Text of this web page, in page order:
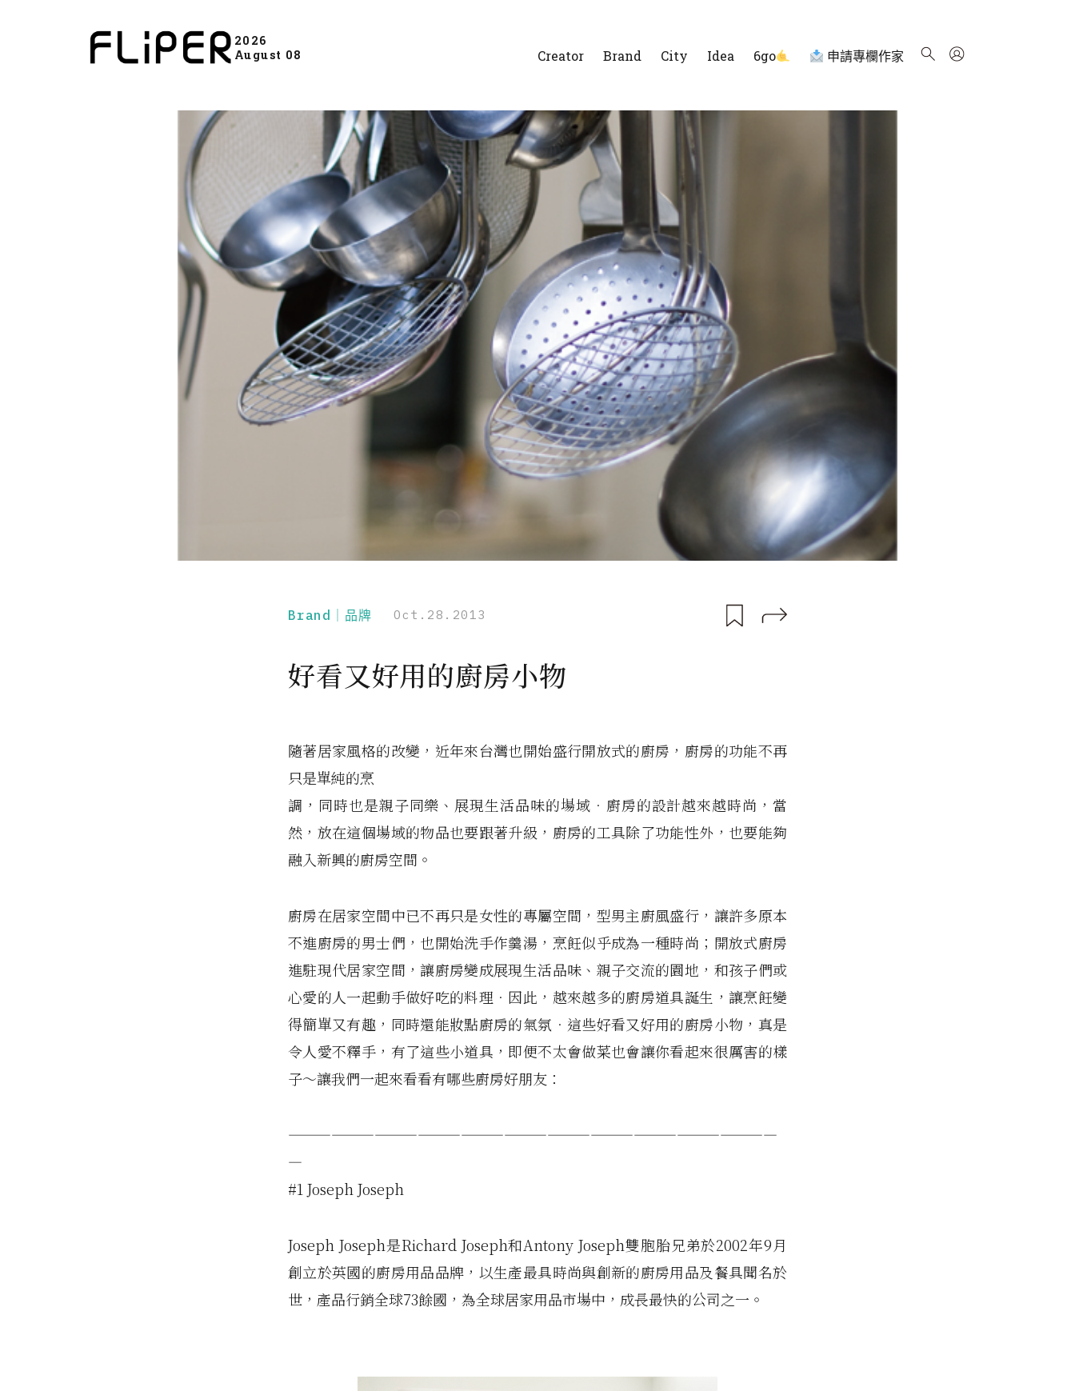
2026
August 08
Creator Brand City Idea 6go 申請專欄作家
Brand｜品牌 Oct.28.2013
好看又好用的廚房小物
隨著居家風格的改變，近年來台灣也開始盛行開放式的廚房，廚房的功能不再
只是單純的烹
調，同時也是親子同樂、展現生活品味的場域．廚房的設計越來越時尚，當
然，放在這個場域的物品也要跟著升級，廚房的工具除了功能性外，也要能夠
融入新興的廚房空間。
廚房在居家空間中已不再只是女性的專屬空間，型男主廚風盛行，讓許多原本
不進廚房的男士們，也開始洗手作羹湯，烹飪似乎成為一種時尚；開放式廚房
進駐現代居家空間，讓廚房變成展現生活品味、親子交流的園地，和孩子們或
心愛的人一起動手做好吃的料理．因此，越來越多的廚房道具誕生，讓烹飪變
得簡單又有趣，同時還能妝點廚房的氣氛．這些好看又好用的廚房小物，真是
令人愛不釋手，有了這些小道具，即便不太會做菜也會讓你看起來很厲害的樣
子～讓我們一起來看看有哪些廚房好朋友：
——————————————————————————————————
—
#1 Joseph Joseph
Joseph Joseph是Richard Joseph和Antony Joseph雙胞胎兄弟於2002年9月
創立於英國的廚房用品品牌，以生產最具時尚與創新的廚房用品及餐具聞名於
世，產品行銷全球73餘國，為全球居家用品市場中，成長最快的公司之一。